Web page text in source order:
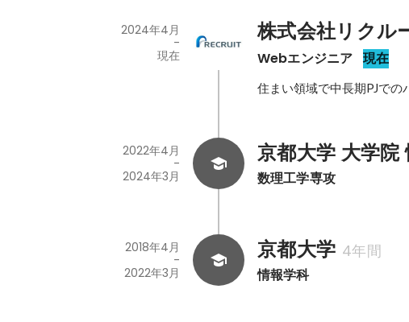
株式会社リクル
Webエンジニア 現在
2024年4月
-
現在
住まい領域で中長期PJでの
京都大学 大学院
数理工学専攻
2022年4月
-
2024年3月
京都大学 4年間
情報学科
2018年4月
-
2022年3月